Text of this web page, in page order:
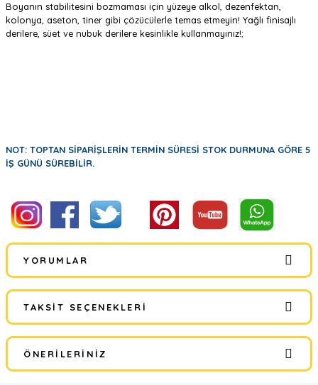
Boyanın stabilitesini bozmaması için yüzeye alkol, dezenfektan,
kolonya, aseton, tiner gibi çözücülerle temas etmeyin! Yağlı finisajlı
derilere, süet ve nubuk derilere kesinlikle kullanmayınız!;
NOT: TOPTAN SİPARİŞLERİN TERMİN SÜRESİ STOK DURMUNA GÖRE 5
İŞ GÜNÜ SÜREBİLİR.
YORUMLAR
Bu ürüne ilk yorumu siz yapın!
Yorum Yaz
TAKSIT SEÇENEKLERI
ÖNERILERINIZ